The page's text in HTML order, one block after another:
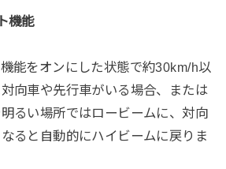
機能
能をオンにした状態で約30km/h以
対向車や先行車がいる場合、または
るい場所ではロービームに、対向
ると自動的にハイビームに戻りま